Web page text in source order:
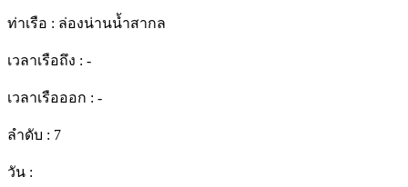
ท่าเรือ : ล่องน่านน้ำสากล
เวลาเรือถึง : -
เวลาเรือออก : -
ลำดับ : 7
วัน :